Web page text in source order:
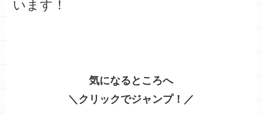
います！
気になるところへ
＼クリックでジャンプ！／